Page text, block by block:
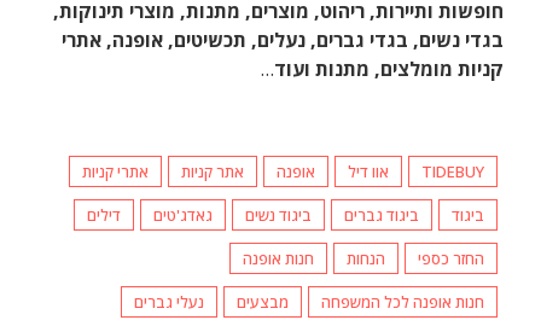
חופשות ותיירות, ריהוט, מוצרים, מתנות, מוצרי תינוקות,
בגדי נשים, בגדי גברים, נעלים, תכשיטים, אופנה, אתרי
קניות מומלצים, מתנות ועוד…
TIDEBUY אוו דיל אופנה אתר קניות
אתרי קניות
ביגוד
ביגוד גברים ביגוד נשים גאדג'טים
דילים
החזר כספי
הנחות
חנות אופנה
חנות אופנה לכל המשפחה
מבצעים
נעלי גברים